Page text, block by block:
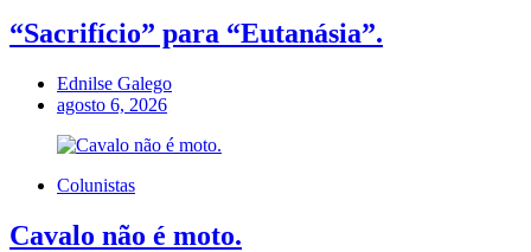
“Sacrifício” para “Eutanásia”.
Ednilse Galego
agosto 6, 2026
Colunistas
Cavalo não é moto.